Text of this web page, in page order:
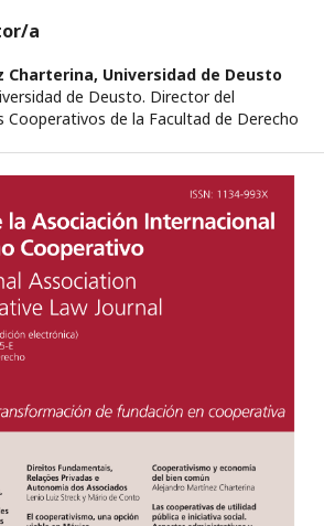
a
Charterina, Universidad de Deusto
de Deusto. Director del
de la Facultad de Derecho